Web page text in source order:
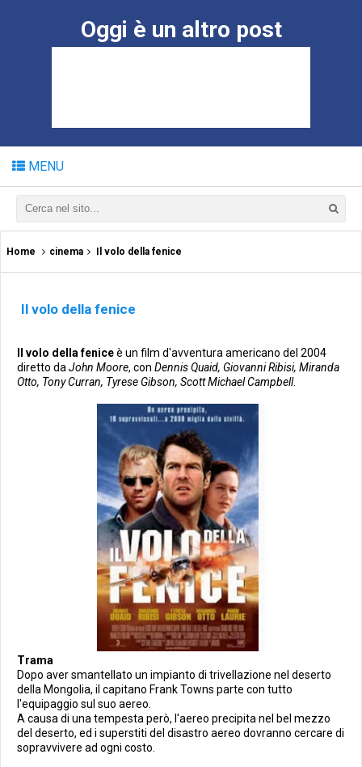
Oggi è un altro post
MENU
Home cinema Il volo della fenice
Il volo della fenice
Il volo della feniceè un film d'avventura americano del 2004
diretto da John Moore, con Dennis Quaid, Giovanni Ribisi, Miranda
Otto, Tony Curran, Tyrese Gibson, Scott Michael Campbell.
Trama
Dopo aver smantellato un impianto di trivellazione nel deserto
della Mongolia, il capitano Frank Towns parte con tutto
l'equipaggio sul suo aereo.
A causa di una tempesta però, l'aereo precipita nel bel mezzo
del deserto, ed i superstiti del disastro aereo dovranno cercare di
sopravvivere ad ogni costo.